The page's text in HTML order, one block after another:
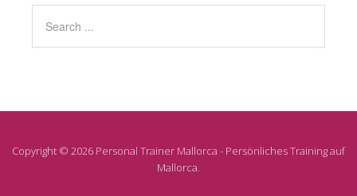
Copyright © 2026 Personal Trainer Mallorca - Persönliches Training auf
Mallorca.